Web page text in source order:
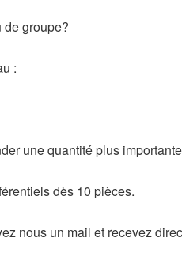
groupe?
:
une quantité plus
dès 10 pièces.
nous un mail et recevez